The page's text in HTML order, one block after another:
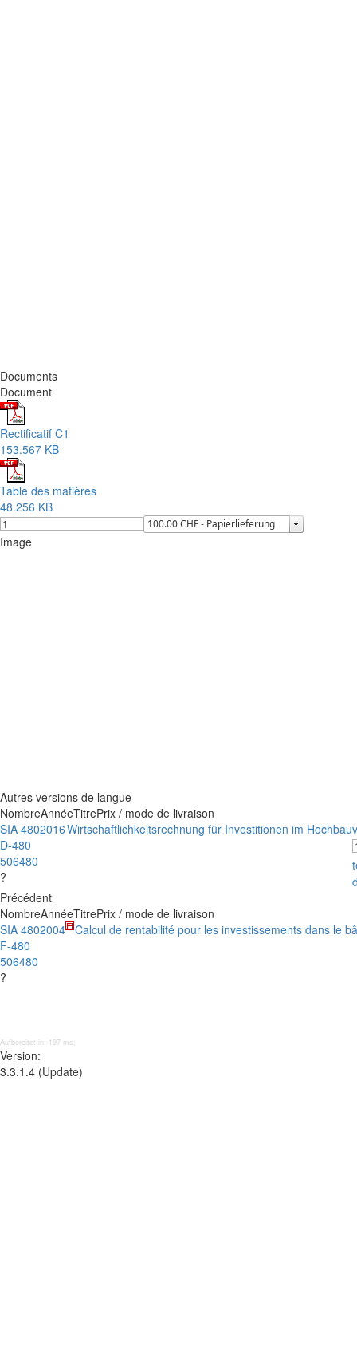
Documents
Document
Rectificatif C1
153.567 KB
Table des matières
48.256 KB
Image
Autres versions de langue
NombreAnnéeTitrePrix / mode de livraison
SIA 480
D-480
506480
?
2016Wirtschaftlichkeitsrechnung für Investitionen im Hochbau
Précédent
NombreAnnéeTitrePrix / mode de livraison
SIA 480
F-480
506480
?
2004 Calcul de rentabilité pour les investissements dans le
Aufbereitet in: 197 ms;
Version:
3.3.1.4 (Update)